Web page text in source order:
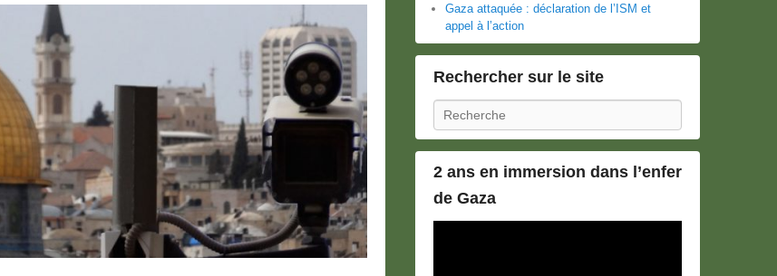
Gaza attaquée : déclaration de l’ISM et
appel à l’action
Rechercher sur le site
Recherche
2 ans en immersion dans l’enfer
de Gaza